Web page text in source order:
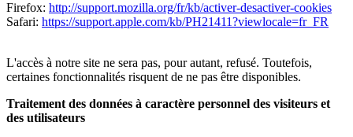
Firefox: http://support.mozilla.org/fr/kb/activer-desactiver-cookies
Safari: https://support.apple.com/kb/PH21411?viewlocale=fr_FR
L'accès à notre site ne sera pas, pour autant, refusé. Toutefois,
certaines fonctionnalités risquent de ne pas être disponibles.
Traitement des données à caractère personnel des visiteurs et
des utilisateurs